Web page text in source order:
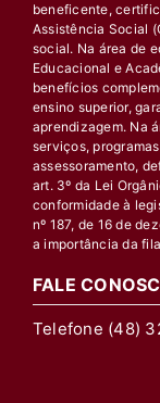
beneficente,
Assistência Social
social. Na área de
Educacional e
benefícios
ensino superior,
aprendizagem. Na
serviços,
assessoramento,
art. 3º da Lei
conformidade à
nº 187, de 16 de
a importância da
FALE
Telefone (48)